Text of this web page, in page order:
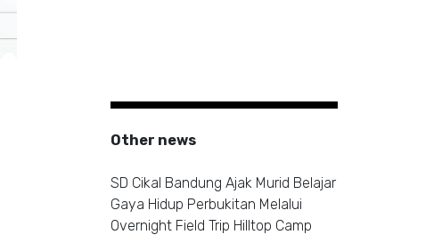
Other news
SD Cikal Bandung Ajak Murid Belajar
Gaya Hidup Perbukitan Melalui
Overnight Field Trip Hilltop Camp